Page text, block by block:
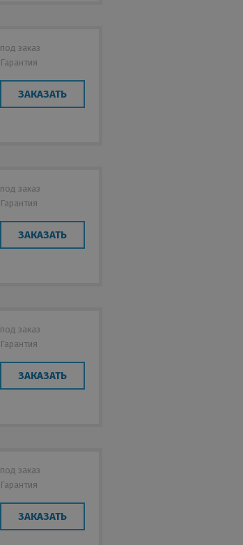
под заказ
Гарантия
ЗАКАЗАТЬ
под заказ
Гарантия
ЗАКАЗАТЬ
под заказ
Гарантия
ЗАКАЗАТЬ
под заказ
Гарантия
ЗАКАЗАТЬ